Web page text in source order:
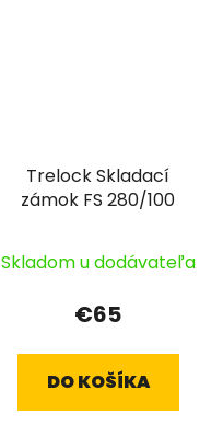
Trelock Skladací
zámok FS 280/100
Skladom u dodávateľa
€65
DO KOŠÍKA